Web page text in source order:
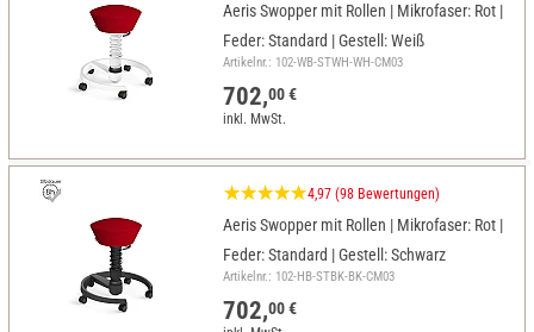
Aeris Swopper mit Rollen | Mikrofaser: Rot |
Feder: Standard | Gestell: Weiß
Artikelnr.: 102-WB-STWH-WH-CM03
702,00 €
inkl. MwSt.
4,97 (98 Bewertungen)
Aeris Swopper mit Rollen | Mikrofaser: Rot |
Feder: Standard | Gestell: Schwarz
Artikelnr.: 102-HB-STBK-BK-CM03
702,00 €